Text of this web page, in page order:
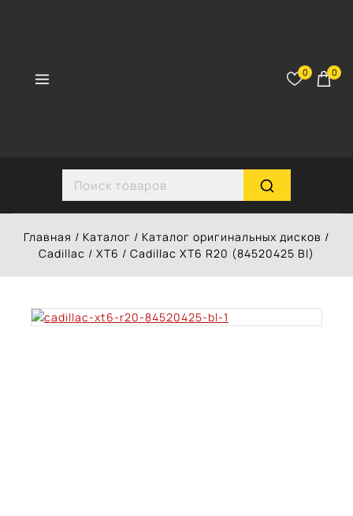
0 0
Главная / Каталог / Каталог оригинальных дисков /
Cadillac / XT6 / Cadillac XT6 R20 (84520425 Bl)